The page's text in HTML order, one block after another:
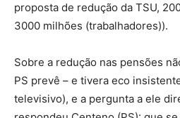
proposta de redução da TSU,
3000 milhões (trabalhadores)).
Sobre a redução nas pensões
PS prevê – e tivera eco
televisivo), e a pergunta a ele